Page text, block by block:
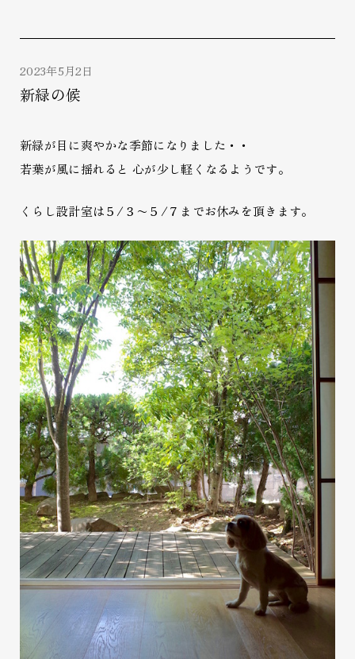
2023年5月2日
新緑の候
新緑が目に爽やかな季節になりました・・
若葉が風に揺れると 心が少し軽くなるようです。
くらし設計室は５/３〜５/７までお休みを頂きます。